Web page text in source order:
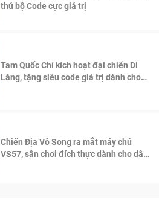
thủ bộ Code cực giá trị
Tam Quốc Chí kích hoạt đại chiến Di
Lăng, tặng siêu code giá trị dành cho
Chiến Địa Vô Song ra mắt máy chủ
VS57, sân chơi đích thực dành cho dân